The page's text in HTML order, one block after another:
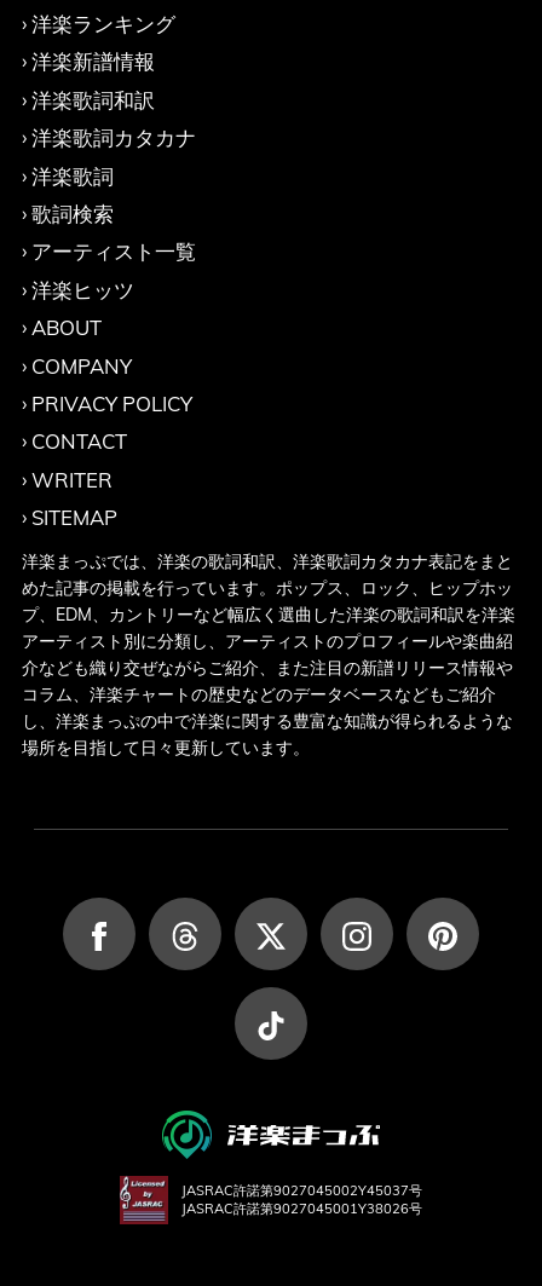
洋楽ランキング
洋楽新譜情報
洋楽歌詞和訳
洋楽歌詞カタカナ
洋楽歌詞
歌詞検索
アーティスト一覧
洋楽ヒッツ
ABOUT
COMPANY
PRIVACY POLICY
CONTACT
WRITER
SITEMAP
洋楽まっぷでは、洋楽の歌詞和訳、洋楽歌詞カタカナ表記をまと
めた記事の掲載を行っています。ポップス、ロック、ヒップホッ
プ、EDM、カントリーなど幅広く選曲した洋楽の歌詞和訳を洋楽
アーティスト別に分類し、アーティストのプロフィールや楽曲紹
介なども織り交ぜながらご紹介、また注目の新譜リリース情報や
コラム、洋楽チャートの歴史などのデータベースなどもご紹介
し、洋楽まっぷの中で洋楽に関する豊富な知識が得られるような
場所を目指して日々更新しています。
JASRAC許諾第9027045002Y45037号
JASRAC許諾第9027045001Y38026号